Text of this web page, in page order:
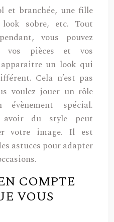
et branchée, une fille
sobre, etc. Tout
vous pouvez
vos pièces et vos
un look qui
Cela n’est pas
voulez jouer un rôle
spécial.
avoir du style peut
votre image. Il est
astuces pour adapter
COMPTE
VOUS